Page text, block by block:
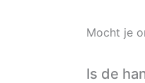
Mocht je
Is de